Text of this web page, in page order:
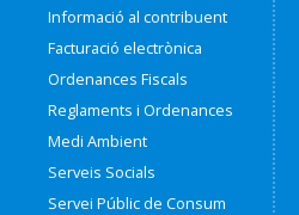
Informació al contribuent
Facturació electrònica
Ordenances Fiscals
Reglaments i Ordenances
Medi Ambient
Serveis Socials
Servei Públic de Consum